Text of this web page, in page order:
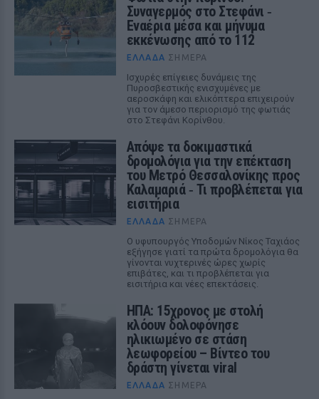
Συναγερμός στο Στεφάνι ‑
Εναέρια μέσα και μήνυμα
εκκένωσης από το 112
ΕΛΛΆΔΑ ΣΉΜΕΡΑ
Ισχυρές επίγειες δυνάμεις της
Πυροσβεστικής ενισχυμένες με
αεροσκάφη και ελικόπτερα επιχειρούν
για τον άμεσο περιορισμό της φωτιάς
στο Στεφάνι Κορίνθου.
Απόψε τα δοκιμαστικά
δρομολόγια για την επέκταση
του Μετρό Θεσσαλονίκης προς
Καλαμαριά ‑ Τι προβλέπεται για
εισιτήρια
ΕΛΛΆΔΑ ΣΉΜΕΡΑ
Ο υφυπουργός Υποδομών Νίκος Ταχιάος
εξήγησε γιατί τα πρώτα δρομολόγια θα
γίνονται νυχτερινές ώρες χωρίς
επιβάτες, και τι προβλέπεται για
εισιτήρια και νέες επεκτάσεις.
ΗΠΑ: 15χρονος με στολή
κλόουν δολοφόνησε
ηλικιωμένο σε στάση
λεωφορείου – Βίντεο του
δράστη γίνεται viral
ΕΛΛΆΔΑ ΣΉΜΕΡΑ